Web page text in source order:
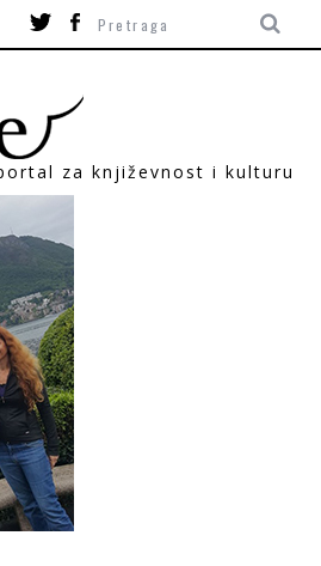
za književnost i kulturu